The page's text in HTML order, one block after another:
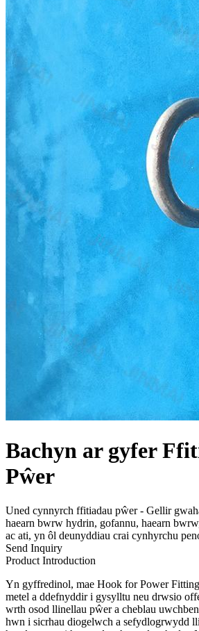
Bachyn ar gyfer
Pŵer
Uned cynnyrch ffitiadau pŵer - Gellir
haearn bwrw hydrin, gofannu, haearn
ac ati, yn ôl deunyddiau crai cynhyrchu
Send Inquiry
Product Introduction
Yn gyffredinol, mae Hook for Power
metel a ddefnyddir i gysylltu neu drwsio
wrth osod llinellau pŵer a cheblau
hwn i sicrhau diogelwch a sefydlogrwydd